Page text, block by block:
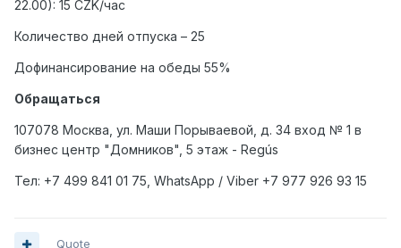
22.00): 15 CZK/час
Количество дней отпуска – 25
Дофинансирование на обеды 55%
Обращаться
107078 Москва, ул. Маши Порываевой, д. 34 вход № 1 в
бизнес центр "Домников", 5 этаж - Regús
Тел: +7 499 841 01 75, WhatsApp / Viber +7 977 926 93 15
Quote